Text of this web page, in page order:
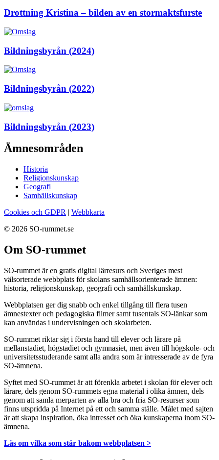
Drottning Kristina – bilden av en stormaktsfurste
Bildningsbyrån (2024)
Bildningsbyrån (2022)
Bildningsbyrån (2023)
Ämnesområden
Historia
Religionskunskap
Geografi
Samhällskunskap
Cookies och GDPR | Webbkarta
© 2026 SO-rummet.se
Om SO-rummet
SO-rummet är en gratis digital lärresurs och Sveriges mest
välsorterade webbplats för skolans samhällsorienterade ämnen:
historia, religionskunskap, geografi och samhällskunskap.
Webbplatsen ger dig snabb och enkel tillgång till flera tusen
ämnestexter och pedagogiska filmer samt tusentals SO-länkar som
kan användas i undervisningen och skolarbeten.
SO-rummet riktar sig i första hand till elever och lärare på
mellanstadiet, högstadiet och gymnasiet, men även till högskole- och
universitetsstuderande samt alla andra som är intresserade av de fyra
SO-ämnena.
Syftet med SO-rummet är att förenkla arbetet i skolan för elever och
lärare, dels genom SO-rummets egna material i olika ämnen, dels
genom att samla merparten av alla bra och fria SO-resurser som
finns utspridda på Internet på ett och samma ställe. Målet med sajten
är att skapa inspiration, öka intresset och öka kunskaperna inom SO-
ämnena.
Läs om vilka som står bakom webbplatsen >